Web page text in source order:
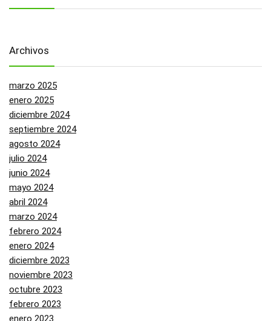
Archivos
marzo 2025
enero 2025
diciembre 2024
septiembre 2024
agosto 2024
julio 2024
junio 2024
mayo 2024
abril 2024
marzo 2024
febrero 2024
enero 2024
diciembre 2023
noviembre 2023
octubre 2023
febrero 2023
enero 2023